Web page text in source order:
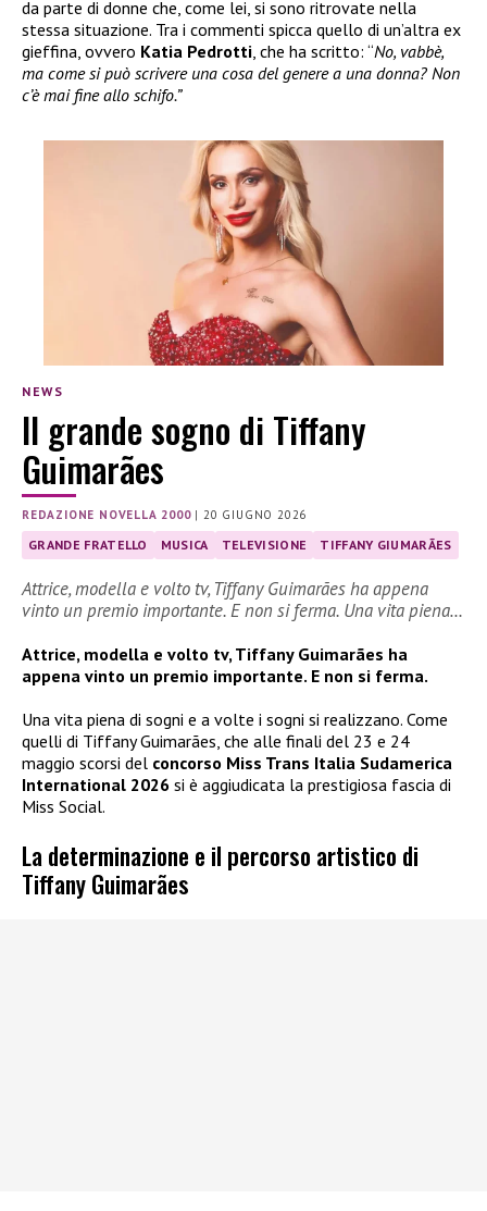
da parte di donne che, come lei, si sono ritrovate nella
stessa situazione. Tra i commenti spicca quello di un’altra ex
gieffina, ovvero Katia Pedrotti, che ha scritto: “No, vabbè,
ma come si può scrivere una cosa del genere a una donna? Non
c’è mai fine allo schifo.”
NEWS
Il grande sogno di Tiffany
Guimarães
REDAZIONE NOVELLA 2000| 20 GIUGNO 2026
GRANDE FRATELLO MUSICA TELEVISIONE TIFFANY GIUMARÃES
Attrice, modella e volto tv, Tiffany Guimarães ha appena
vinto un premio importante. E non si ferma. Una vita piena…
Attrice, modella e volto tv, Tiffany Guimarães ha
appena vinto un premio importante. E non si ferma.
Una vita piena di sogni e a volte i sogni si realizzano. Come
quelli di Tiffany Guimarães, che alle finali del 23 e 24
maggio scorsi del concorso Miss Trans Italia Sudamerica
International 2026 si è aggiudicata la prestigiosa fascia di
Miss Social.
La determinazione e il percorso artistico di
Tiffany Guimarães